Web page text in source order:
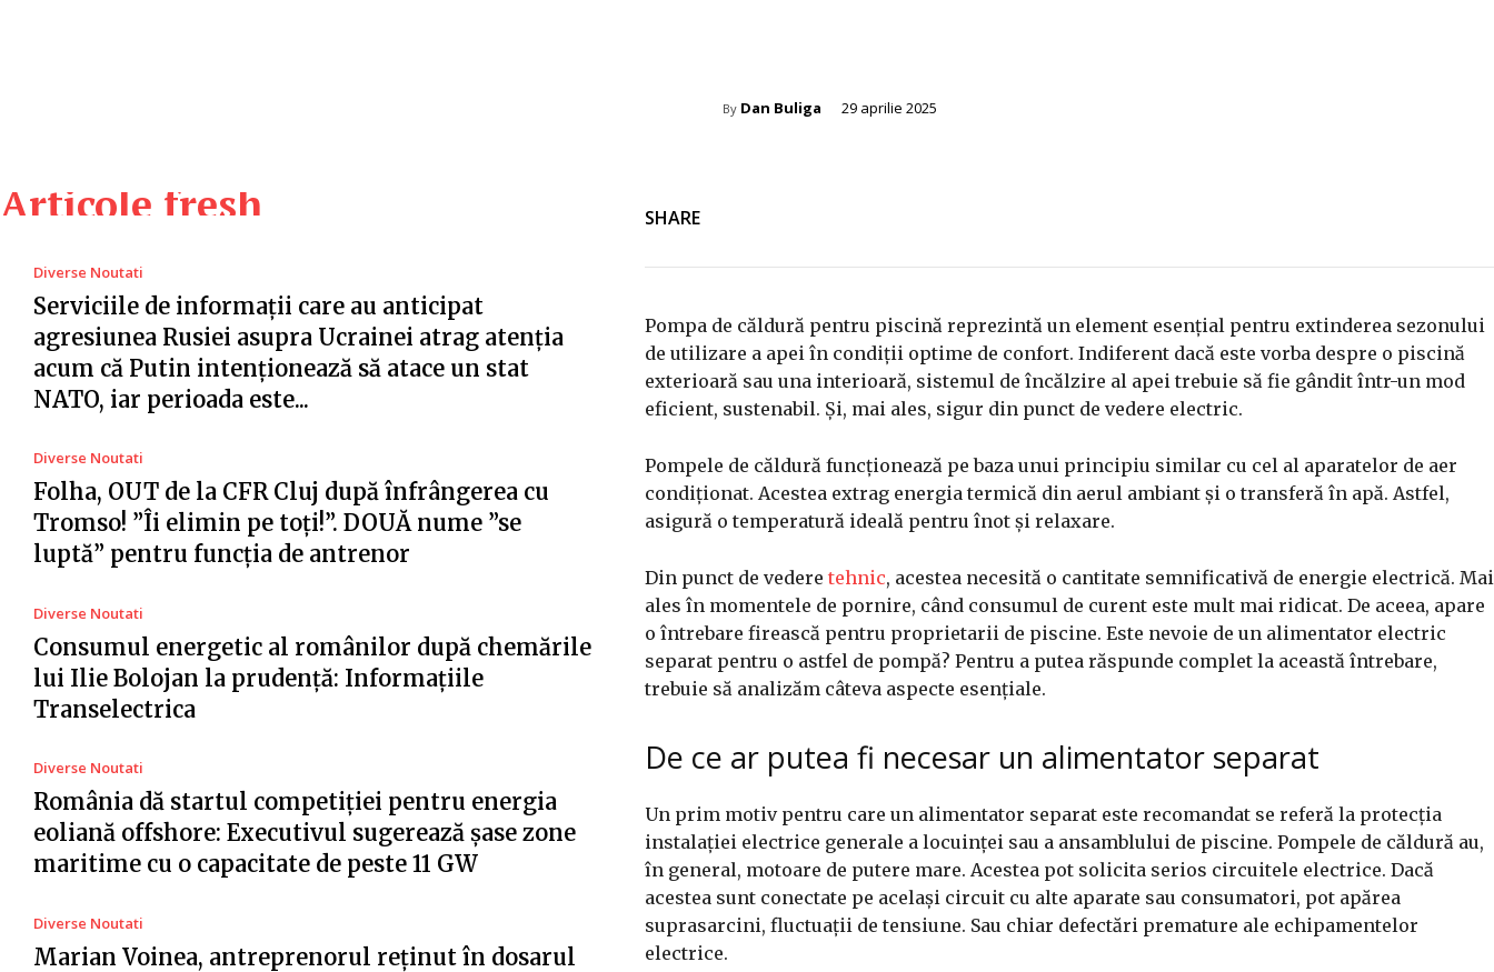
By Dan Buliga 29 aprilie 2025
Articole fresh
Diverse Noutati
Serviciile de informații care au anticipat
agresiunea Rusiei asupra Ucrainei atrag atenția
acum că Putin intenționează să atace un stat
NATO, iar perioada este...
Diverse Noutati
Folha, OUT de la CFR Cluj după înfrângerea cu
Tromso! ”Îi elimin pe toți!”. DOUĂ nume ”se
luptă” pentru funcția de antrenor
Diverse Noutati
Consumul energetic al românilor după chemările
lui Ilie Bolojan la prudență: Informațiile
Transelectrica
Diverse Noutati
România dă startul competiției pentru energia
eoliană offshore: Executivul sugerează șase zone
maritime cu o capacitate de peste 11 GW
Diverse Noutati
Marian Voinea, antreprenorul reținut în dosarul
SHARE
Pompa de căldură pentru piscină reprezintă un element esențial pentru extinderea sezonului
de utilizare a apei în condiții optime de confort. Indiferent dacă este vorba despre o piscină
exterioară sau una interioară, sistemul de încălzire al apei trebuie să fie gândit într-un mod
eficient, sustenabil. Și, mai ales, sigur din punct de vedere electric.
Pompele de căldură funcționează pe baza unui principiu similar cu cel al aparatelor de aer
condiționat. Acestea extrag energia termică din aerul ambiant și o transferă în apă. Astfel,
asigură o temperatură ideală pentru înot și relaxare.
Din punct de vedere tehnic, acestea necesită o cantitate semnificativă de energie electrică. Mai
ales în momentele de pornire, când consumul de curent este mult mai ridicat. De aceea, apare
o întrebare firească pentru proprietarii de piscine. Este nevoie de un alimentator electric
separat pentru o astfel de pompă? Pentru a putea răspunde complet la această întrebare,
trebuie să analizăm câteva aspecte esențiale.
De ce ar putea fi necesar un alimentator separat
Un prim motiv pentru care un alimentator separat este recomandat se referă la protecția
instalației electrice generale a locuinței sau a ansamblului de piscine. Pompele de căldură au,
în general, motoare de putere mare. Acestea pot solicita serios circuitele electrice. Dacă
acestea sunt conectate pe același circuit cu alte aparate sau consumatori, pot apărea
suprasarcini, fluctuații de tensiune. Sau chiar defectări premature ale echipamentelor
electrice.